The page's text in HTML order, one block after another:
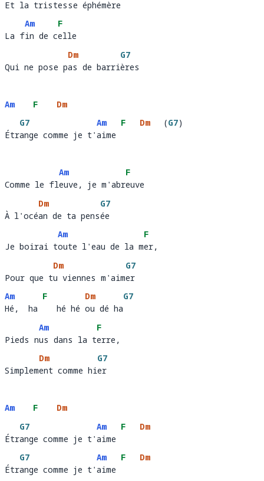
Et la tristesse éphémère
Et la tristesse éphémère
La f
Am
in de c
F
ell
La fin de celle
Qui ne pose p
Dm
as de barri
G7
ère
Qui ne pose pas de barrières
Am F Dm
Étr
G7
ange comme je t'
Am
aime
F Dm (G7)
Étrange comme je t'aime
Comme le fl
Am
euve, je m'abr
F
euve
Comme le fleuve, je m'abreuve
À l'océ
Dm
an de ta pens
G7
ée
À l'océan de ta pensée
Je boirai t
Am
oute l'eau de la m
F
er,
Je boirai toute l'eau de la mer,
Pour que t
Dm
u viennes m'aim
G7
er
Pour que tu viennes m'aimer
Am
Hé,  ha
F
   hé hé
Dm
ou dé ha
G7
Hé,  ha    hé hé ou dé ha
Pieds n
Am
us dans la t
F
erre,
Pieds nus dans la terre,
Simplem
Dm
ent comme hi
G7
er
Simplement comme hier
Am F Dm
Étr
G7
ange comme je t'
Am
aime
F
Dm
Étrange comme je t'aime
Étr
G7
ange comme je t'
Am
aime
F
Dm
Étrange comme je t'aime